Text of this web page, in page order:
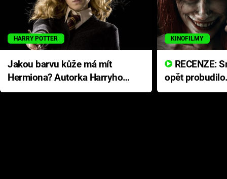
HARRY POTTER
Jakou barvu kůže má mít
Hermiona? Autorka Harryho
Pottera přišla s ráznou
KINOFILMY
opět
přichází s